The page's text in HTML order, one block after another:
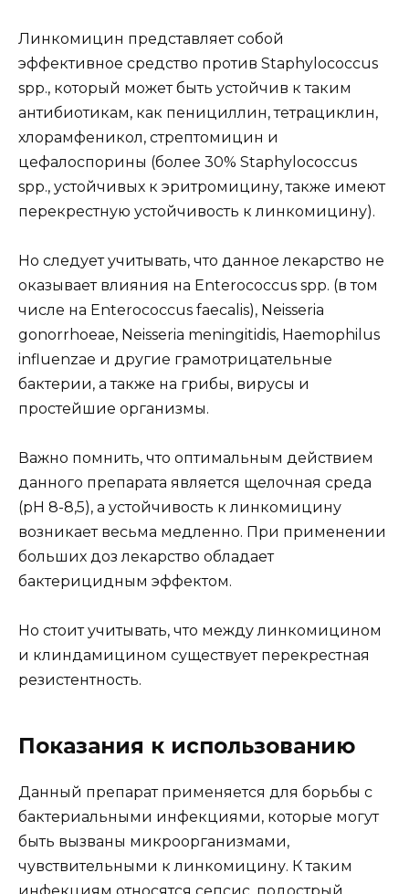
Линкомицин представляет собой
эффективное средство против Staphylococcus
spp., который может быть устойчив к таким
антибиотикам, как пенициллин, тетрациклин,
хлорамфеникол, стрептомицин и
цефалоспорины (более 30% Staphylococcus
spp., устойчивых к эритромицину, также имеют
перекрестную устойчивость к линкомицину).
Но следует учитывать, что данное лекарство не
оказывает влияния на Enterococcus spp. (в том
числе на Enterococcus faecalis), Neisseria
gonorrhoeae, Neisseria meningitidis, Haemophilus
influenzae и другие грамотрицательные
бактерии, а также на грибы, вирусы и
простейшие организмы.
Важно помнить, что оптимальным действием
данного препарата является щелочная среда
(pH 8-8,5), а устойчивость к линкомицину
возникает весьма медленно. При применении
больших доз лекарство обладает
бактерицидным эффектом.
Но стоит учитывать, что между линкомицином
и клиндамицином существует перекрестная
резистентность.
Показания к использованию
Данный препарат применяется для борьбы с
бактериальными инфекциями, которые могут
быть вызваны микроорганизмами,
чувствительными к линкомицину. К таким